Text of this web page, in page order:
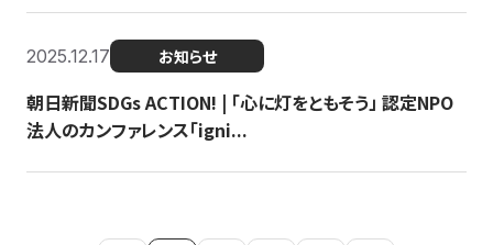
2025.12.17 お知らせ
朝日新聞SDGs ACTION! | 「心に灯をともそう」 認定NPO
法人のカンファレンス「igni...